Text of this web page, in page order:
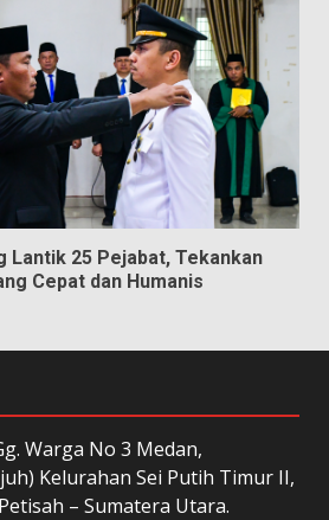
Lantik 25 Pejabat, Tekankan
Cepat dan Humanis
Warga No 3 Medan,
Kelurahan Sei Putih Timur II,
– Sumatera Utara.